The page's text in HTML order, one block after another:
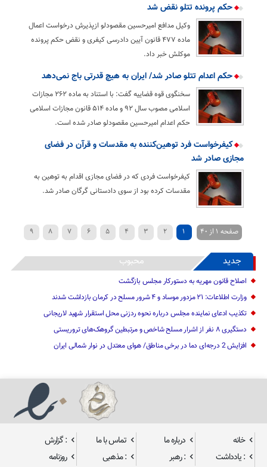
حکم پرونده تتلو نقض شد
وکیل مدافع امیرحسین مقصودلو ازپذیرش درخواست اعمال
ماده ۴۷۷ قانون آیین دادرسی کیفری و نقض حکم پرونده
موکلش خبر داد.
حکم اعدام تتلو صادر شد/ ایران به هیچ قدرتی باج نمی‌دهد
سخنگوی قوه قضاییه گفت: با استناد به ماده ۲۶۲ مجازات
اسلامی مصوب سال ۹۲ و ماده ۵۱۴ قانون مجازات اسلامی
حکم اعدام امیرحسین مقصودلو صادر شده است.
کیفرخواست فرد توهین‌کننده به مقدسات و قرآن در فضای
مجازی صادر شد
کیفرخواست فردی که در فضای مجازی اقدام به توهین به
مقدسات کرده بود از سوی دادستانی گرگان صادر شد.
صفحه 1 از 40 1
2
3
4
5
6
7
8
9
10
›
20
30
40
...
» جدید محبوب
اصلاح قانون مهریه به دستورکار مجلس بازگشت
وزارت اطلاعات: ۲۱ مزدور موساد و ۴ شرور مسلح در کرمان بازداشت شدند
تکذیب ادعای نماینده مجلس درباره نحوه ردزنی محل استقرار شهید لاریجانی
دستگیری ۸ نفر از اشرار مسلح شاخص و مرتبطین گروهک‌های تروریستی
افزایش 2 درجه‌ای دما در برخی مناطق/ هوای معتدل در نوار شمالی ایران
خانه درباره ما تماس با ما
: گزارش
: یادداشت
: رهبر : مذهبی
روزنامه